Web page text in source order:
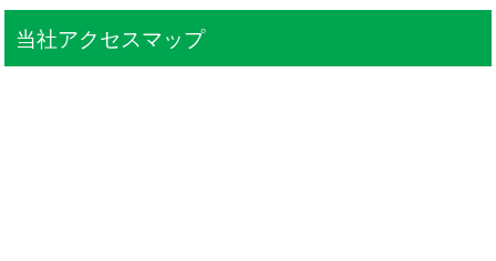
当社アクセスマップ